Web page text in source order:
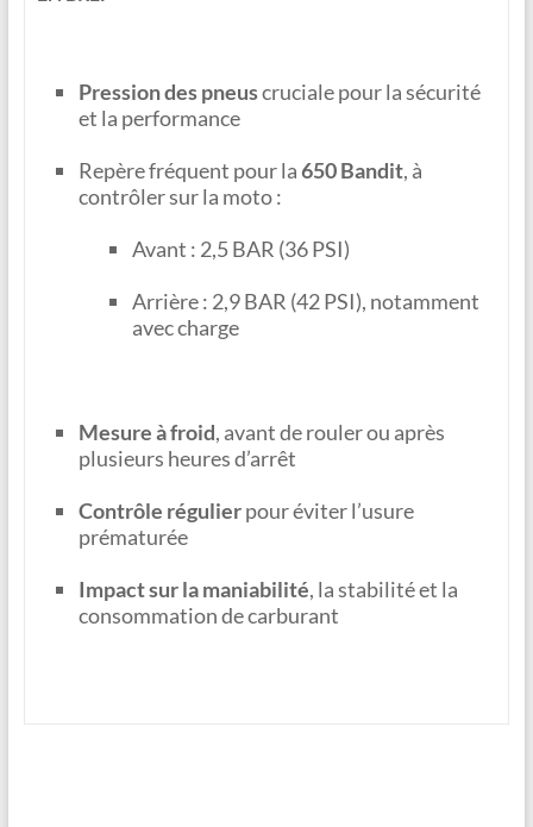
Pression des pneuscruciale pour la sécurité
et la performance
Repère fréquent pour la650 Bandit, à
contrôler sur la moto :
Avant : 2,5 BAR (36 PSI)
Arrière : 2,9 BAR (42 PSI), notamment
avec charge
Mesure à froid, avant de rouler ou après
plusieurs heures d’arrêt
Contrôle régulierpour éviter l’usure
prématurée
Impact sur la maniabilité, la stabilité et la
consommation de carburant